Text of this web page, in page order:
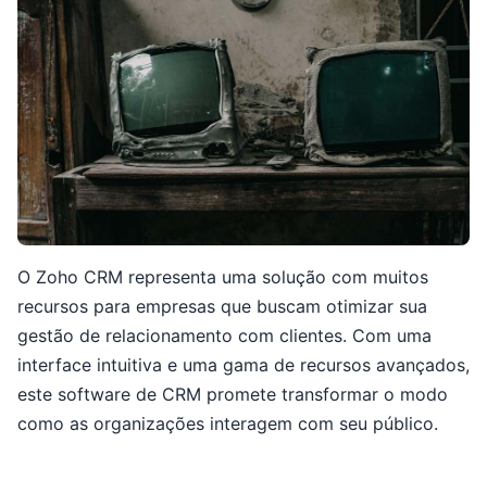
O Zoho CRM representa uma solução com muitos
recursos para empresas que buscam otimizar sua
gestão de relacionamento com clientes. Com uma
interface intuitiva e uma gama de recursos avançados,
este software de CRM promete transformar o modo
como as organizações interagem com seu público.